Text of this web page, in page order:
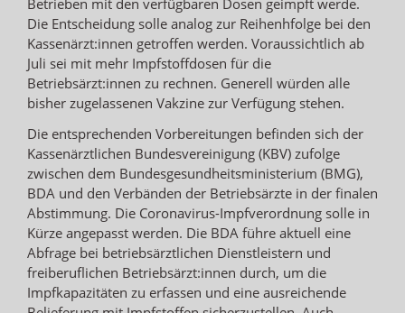
Die Entscheidung solle analog zur Reihenhfolge bei den
Kassenärzt:innen getroffen werden. Voraussichtlich ab
Juli sei mit mehr Impfstoffdosen für die
Betriebsärzt:innen zu rechnen. Generell würden alle
bisher zugelassenen Vakzine zur Verfügung stehen.
Die entsprechenden Vorbereitungen befinden sich der
Kassenärztlichen Bundesvereinigung (KBV) zufolge
zwischen dem Bundesgesundheitsministerium (BMG),
BDA und den Verbänden der Betriebsärzte in der finalen
Abstimmung. Die Coronavirus-Impfverordnung solle in
Kürze angepasst werden. Die BDA führe aktuell eine
Abfrage bei betriebsärztlichen Dienstleistern und
freiberuflichen Betriebsärzt:innen durch, um die
Impfkapazitäten zu erfassen und eine ausreichende